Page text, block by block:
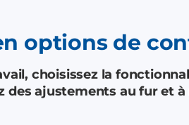
options de
choisissez la
ajustements au fur et